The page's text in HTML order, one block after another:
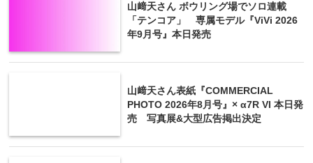
山﨑天さん ボウリング場でソロ連載
「テンコア」 専属モデル『ViVi 2026
年9月号』本日発売
山﨑天さん表紙『COMMERCIAL
PHOTO 2026年8月号』× α7R VI 本日発
売 写真展&大型広告掲出決定